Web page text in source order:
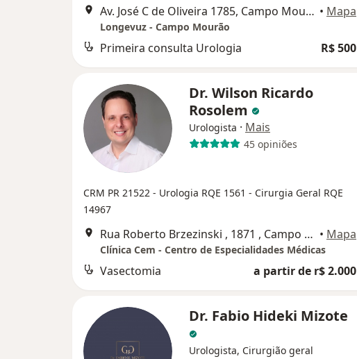
Av. José C de Oliveira 1785, Campo Mourão • Mapa
Longevuz - Campo Mourão
Primeira consulta Urologia R$ 500
Dr. Wilson Ricardo
Rosolem
Urologista · Mais
45 opiniões
CRM PR 21522 - Urologia RQE 1561 - Cirurgia Geral RQE
14967
Rua Roberto Brzezinski , 1871 , Campo Mourão • Mapa
Clínica Cem - Centro de Especialidades Médicas
Vasectomia a partir de r$ 2.000
Dr. Fabio Hideki Mizote
Urologista, Cirurgião geral